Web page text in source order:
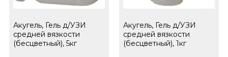
Акугель, Гель д/УЗИ
средней вязкости
(бесцветный), 5кг
Акугель, Гель д/УЗИ
средней вязкости
(бесцветный), 1кг